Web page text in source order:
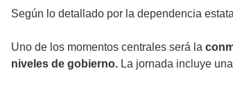
Según lo detallado por la dependencia
Uno de los momentos centrales será la
niveles de gobierno. La jornada incluye una